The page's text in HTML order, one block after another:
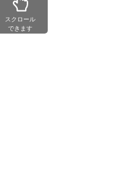
スクロール
できます